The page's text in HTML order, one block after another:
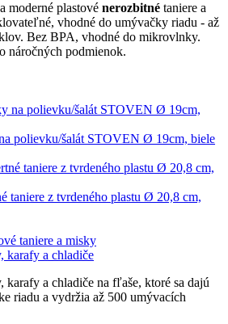
moderné plastové nerozbitné taniere a
vhodné do umývačky riadu - až
Bez BPA, vhodné do mikrovlnky.
náročných podmienok.
polievku/šalát STOVEN Ø 19cm, biele
taniere z tvrdeného plastu Ø 20,8 cm,
karafy a chladiče
karafy a chladiče na fľaše, ktoré sa dajú
riadu a vydržia až 500 umývacích